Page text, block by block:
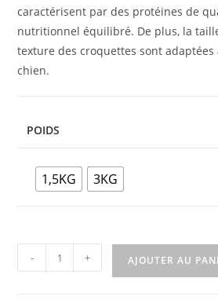
caractérisent par des protéines de
nutritionnel équilibré. De plus, la
texture des croquettes sont adaptées
chien.
POIDS
1,5KG 3KG
- + AJOUTER AU